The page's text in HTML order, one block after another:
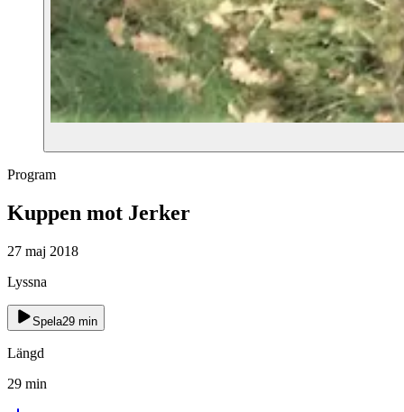
Program
Kuppen mot Jerker
27 maj 2018
Lyssna
Spela29 min
Längd
29 min